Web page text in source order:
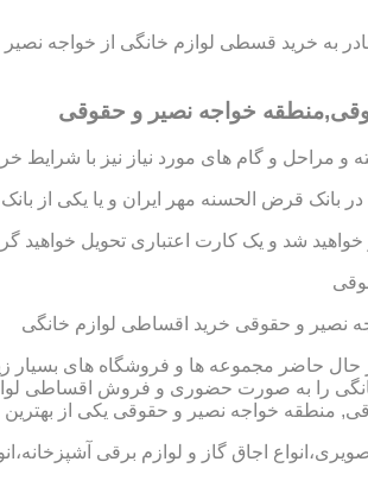
قادر به خرید قسطی لوازم خانگی از خواجه نصیر
خواجه نصیر و حقوقی
مراحل و گام های مورد نیاز نیز با شرایط
بانک قرض الحسنه مهر ایران و یا یکی از
شد و یک کارت اعتباری تحویل خواهید
نصیر و حقوقی خرید اقساطی لوازم خانگی
حاضر مجموعه ها و فروشگاه های بسیار
را به صورت حضوری و فروش اقساطی
و حقوقی یکی از بهترین مراکز است. 09123069612
اجاق گاز و لوازم برقی